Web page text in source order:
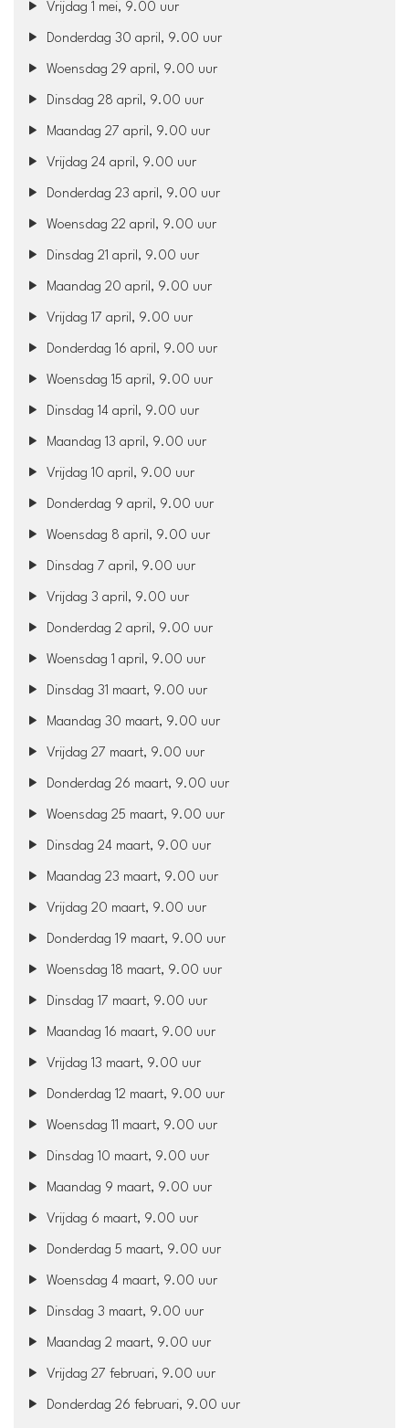
Vrijdag 1 mei, 9.00 uur
Donderdag 30 april, 9.00 uur
Woensdag 29 april, 9.00 uur
Dinsdag 28 april, 9.00 uur
Maandag 27 april, 9.00 uur
Vrijdag 24 april, 9.00 uur
Donderdag 23 april, 9.00 uur
Woensdag 22 april, 9.00 uur
Dinsdag 21 april, 9.00 uur
Maandag 20 april, 9.00 uur
Vrijdag 17 april, 9.00 uur
Donderdag 16 april, 9.00 uur
Woensdag 15 april, 9.00 uur
Dinsdag 14 april, 9.00 uur
Maandag 13 april, 9.00 uur
Vrijdag 10 april, 9.00 uur
Donderdag 9 april, 9.00 uur
Woensdag 8 april, 9.00 uur
Dinsdag 7 april, 9.00 uur
Vrijdag 3 april, 9.00 uur
Donderdag 2 april, 9.00 uur
Woensdag 1 april, 9.00 uur
Dinsdag 31 maart, 9.00 uur
Maandag 30 maart, 9.00 uur
Vrijdag 27 maart, 9.00 uur
Donderdag 26 maart, 9.00 uur
Woensdag 25 maart, 9.00 uur
Dinsdag 24 maart, 9.00 uur
Maandag 23 maart, 9.00 uur
Vrijdag 20 maart, 9.00 uur
Donderdag 19 maart, 9.00 uur
Woensdag 18 maart, 9.00 uur
Dinsdag 17 maart, 9.00 uur
Maandag 16 maart, 9.00 uur
Vrijdag 13 maart, 9.00 uur
Donderdag 12 maart, 9.00 uur
Woensdag 11 maart, 9.00 uur
Dinsdag 10 maart, 9.00 uur
Maandag 9 maart, 9.00 uur
Vrijdag 6 maart, 9.00 uur
Donderdag 5 maart, 9.00 uur
Woensdag 4 maart, 9.00 uur
Dinsdag 3 maart, 9.00 uur
Maandag 2 maart, 9.00 uur
Vrijdag 27 februari, 9.00 uur
Donderdag 26 februari, 9.00 uur